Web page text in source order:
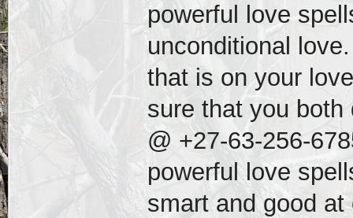
powerful love
unconditional
that is on your
sure that you
@ +27-63-256-
powerful love
smart and good at